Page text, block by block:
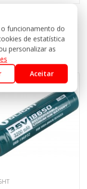
mesma
funcionamento do
de estatística
personalizar as
Aceitar